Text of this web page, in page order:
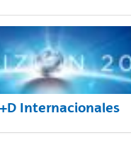
Internacionales